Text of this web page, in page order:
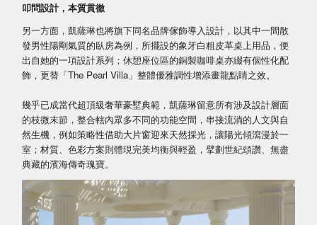
叩問設計，本質貫徹
另一方面，凱薩琳也將旗下同名品牌傢飾導入設計，以其中一間散
發男性陽剛氣質的臥房為例，所擺設的象牙白粗皮革桌上用品，便
出自她的一項設計系列；休憩座位區的銅製咖啡桌亦綴有個性化配
飾，更替「The Pearl Villa」整體優雅調性增添畫龍點睛之效。
幾乎已成當代超頂級奢華豪墅典範，凱薩琳留意所有涉及設計層面
的枝微末節，整合轄內眾多不同的功能空間，串接流淌的人文與自
然生機，例如策略性借助大片窗迎來天然採光，讓陽光傾瀉漫於一
室；材質、色彩方案則體現完美均衡與輕盈，擘劃世紀頌讚、無盡
典藏的濱海傳奇瑰寶。